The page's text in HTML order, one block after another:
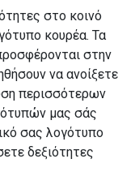
στο κοινό
κουρέα. Τα
στην
να ανοίξετε
περισσότερων
μας σάς
σας λογότυπο
δεξιότητες